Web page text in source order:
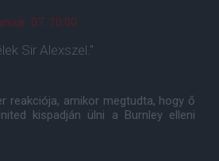
07. 10:00
Sir Alexszel."
reakciója, amikor megtudta, hogy ő
kispadján ülni a Burnley elleni